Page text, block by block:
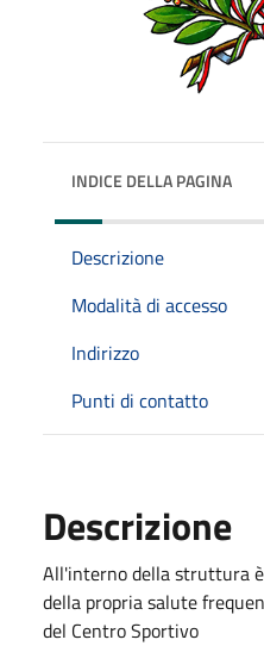
INDICE DELLA PAGINA
Descrizione
Modalità di accesso
Indirizzo
Punti di contatto
Descrizione
All'interno della struttura
della propria salute
del Centro Sportivo